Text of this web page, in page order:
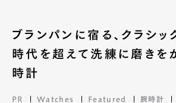
ブランパンに宿る、クラシッ
時代を超えて洗練に磨きを
時計
PR Watches Featured 腕時計